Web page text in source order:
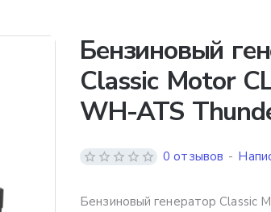
Бензиновый
Classic Motor
WH-ATS
Бензиновый генератор Classic
0 отзывов -